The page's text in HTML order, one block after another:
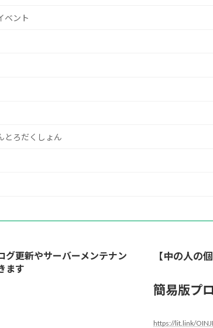
ベント
とろだくしょん
グ更新やサーバーメンテナン
ます
【中の人の
簡易版プ
https://lit.link/